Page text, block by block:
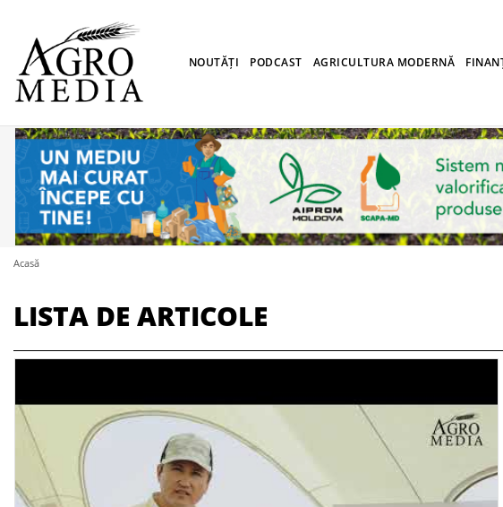
NOUTĂȚI PODCAST AGRICULTURA MODERNĂ
Acasă
LISTA DE ARTICOLE